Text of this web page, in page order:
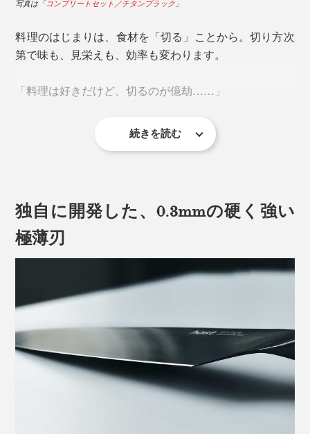
写真は「コンプリートセット／チタンブラック 」
料理のはじまりは、食材を「切る」ことから。切り方次
第で味も、見栄えも、効率も変わります。
「料理は好きだけど、切るのが億劫……」
料理を息抜きとして楽しむ人も、日々のタスクとしてこ
なしている人も、『hast.』のエディションナイフで「切
続きを読む
独自に開発した、0.3mmの硬く強い
極薄刃